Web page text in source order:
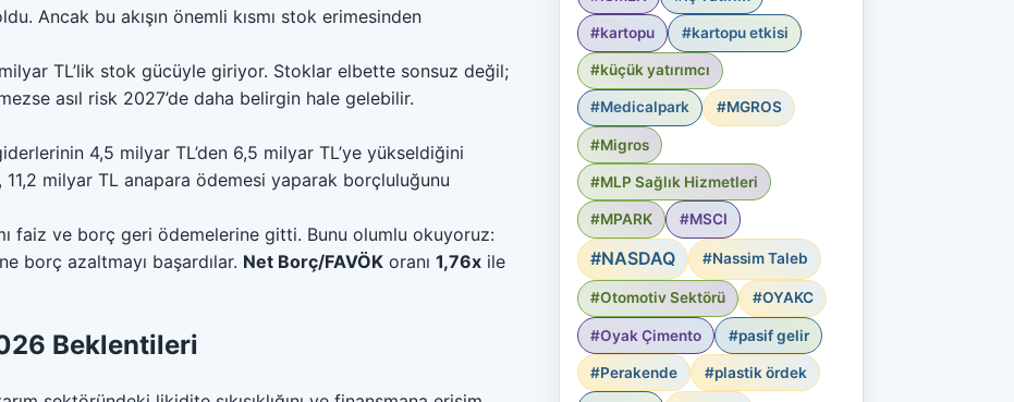
Ancak bu akışın önemli kısmı stok erimesinden
TL’lik stok gücüyle giriyor. Stoklar elbette sonsuz değil;
asıl risk 2027’de daha belirgin hale gelebilir.
4,5 milyar TL’den 6,5 milyar TL’ye yükseldiğini
milyar TL anapara ödemesi yaparak borçluluğunu
faiz ve borç geri ödemelerine gitti. Bunu olumlu okuyoruz:
borç azaltmayı başardılar. Net Borç/FAVÖK oranı 1,76x ile
Beklentileri
#kartopu #kartopu etkisi
#küçük yatırımcı
#Medicalpark #MGROS
#Migros
#MLP Sağlık Hizmetleri
#MPARK #MSCI
#NASDAQ #Nassim Taleb
#Otomotiv Sektörü #OYAKC
#Oyak Çimento #pasif gelir
#Perakende #plastik ördek